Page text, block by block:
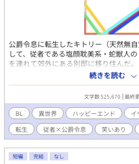
公爵令息に転生したキトリー（天然無
して、従者である塩顔耽美系・蛇獣人の
を連れて郊外にある別邸に移り住んだ
く自由な生活を送れる！”と思っていた
村の子に告白されているところを目撃
をかっぴらいてのぞき見し、盗み聞き
バレて……。 キトリーは笑って謝るが
すので』と言ったレノの言葉が気になり
と迂闊にも聞いてしまう。 「気になり
直に頷けば、キトリーはレノに告白され
人公になりたいわけじゃないの！ 壁
ー！」と叫ぶお話です。 ゴタゴタ、わ
ょいコメディ寄り。 くすっと笑えてもら
続きを読む
文字数 525,670 最終
BL 異世界 ハッピーエンド イ
転生
従者×公爵令息 笑いあり
短編 完結 なし